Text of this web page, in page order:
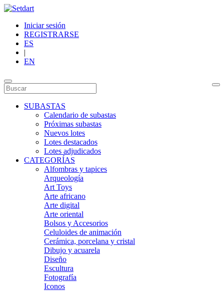
Iniciar sesión
REGISTRARSE
ES
|
EN
SUBASTAS
Calendario de subastas
Próximas subastas
Nuevos lotes
Lotes destacados
Lotes adjudicados
CATEGORÍAS
Alfombras y tapices
Arqueología
Art Toys
Arte africano
Arte digital
Arte oriental
Bolsos y Accesorios
Celuloides de animación
Cerámica, porcelana y cristal
Dibujo y acuarela
Diseño
Escultura
Fotografía
Iconos